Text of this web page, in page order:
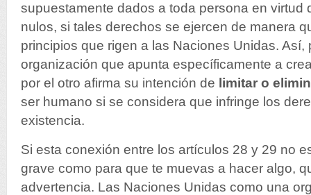
supuestamente dados a toda persona en virtud
nulos, si tales derechos se ejercen de manera
principios que rigen a las Naciones Unidas.
organización que apunta específicamente a
por el otro afirma su intención de limitar o
ser humano si se considera que infringe los
existencia.
Si esta conexión entre los artículos 28 y 29 no
grave como para que te muevas a hacer algo,
advertencia. Las Naciones Unidas como una